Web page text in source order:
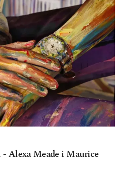
Alexa Meade i Maurice